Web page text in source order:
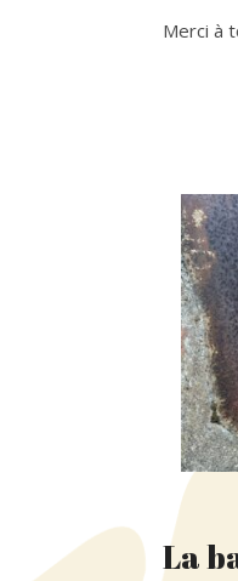
Merci à
La